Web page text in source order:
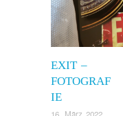
EXIT –
FOTOGRAF
IE